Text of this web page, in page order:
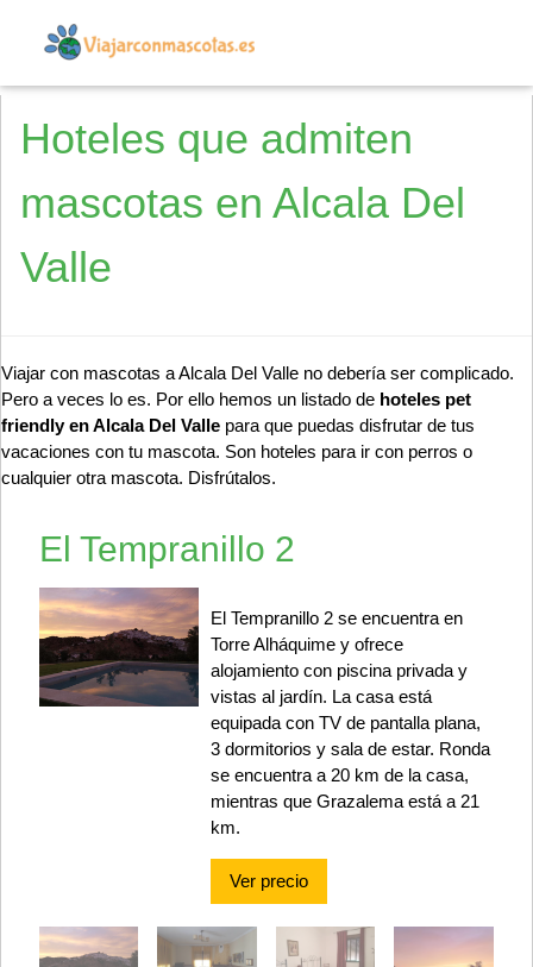
Hoteles que admiten
mascotas en Alcala Del
Valle
Viajar con mascotas a Alcala Del Valle no debería ser complicado.
Pero a veces lo es. Por ello hemos un listado de hoteles pet
friendly en Alcala Del Valle para que puedas disfrutar de tus
vacaciones con tu mascota. Son hoteles para ir con perros o
cualquier otra mascota. Disfrútalos.
El Tempranillo 2
El Tempranillo 2 se encuentra en
Torre Alháquime y ofrece
alojamiento con piscina privada y
vistas al jardín. La casa está
equipada con TV de pantalla plana,
3 dormitorios y sala de estar. Ronda
se encuentra a 20 km de la casa,
mientras que Grazalema está a 21
km.
Ver precio